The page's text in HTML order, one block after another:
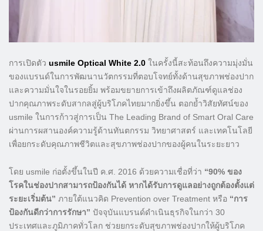
การเปิดตัว usmile Optical White 2.0 ในครั้งนี้สะท้อนถึงความมุ่งมั่น
ของแบรนด์ในการพัฒนานวัตกรรมที่ตอบโจทย์ทั้งด้านสุขภาพช่องปาก
และความมั่นใจในรอยยิ้ม พร้อมขยายการเข้าถึงผลิตภัณฑ์ดูแลช่อง
ปากคุณภาพระดับสากลสู่ผู้บริโภคไทยมากยิ่งขึ้น ตอกย้ำวิสัยทัศน์ของ
usmile ในการก้าวสู่การเป็น The Leading Brand of Smart Oral Care
ผ่านการผสานองค์ความรู้ด้านทันตกรรม วิทยาศาสตร์ และเทคโนโลยี
เพื่อยกระดับคุณภาพชีวิตและสุขภาพช่องปากของผู้คนในระยะยาว
โดย usmile ก่อตั้งขึ้นในปี ค.ศ. 2016 ด้วยความเชื่อที่ว่า “90% ของ
โรคในช่องปากสามารถป้องกันได้ หากได้รับการดูแลอย่างถูกต้องตั้งแต่
ระยะเริ่มต้น” ภายใต้แนวคิด Prevention over Treatment หรือ “การ
ป้องกันดีกว่าการรักษา” ปัจจุบันแบรนด์ดำเนินธุรกิจในกว่า 30
ประเทศและภูมิภาคทั่วโลก ช่วยยกระดับสุขภาพช่องปากให้ผู้บริโภค